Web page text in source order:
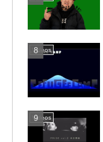
Videos
Videos